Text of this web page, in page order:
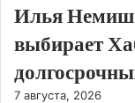
Илья
выбирает
7 августа, 2026